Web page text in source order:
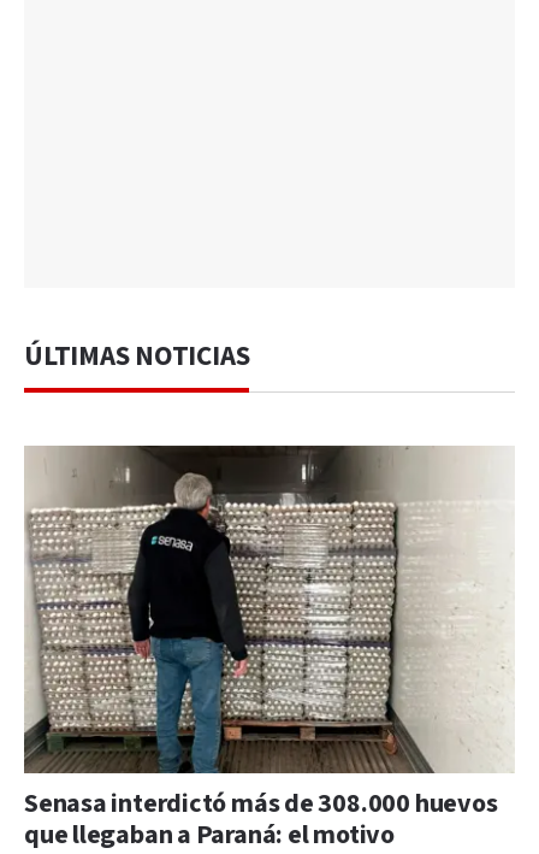
ÚLTIMAS NOTICIAS
Senasa interdictó más de 308.000 huevos
que llegaban a Paraná: el motivo